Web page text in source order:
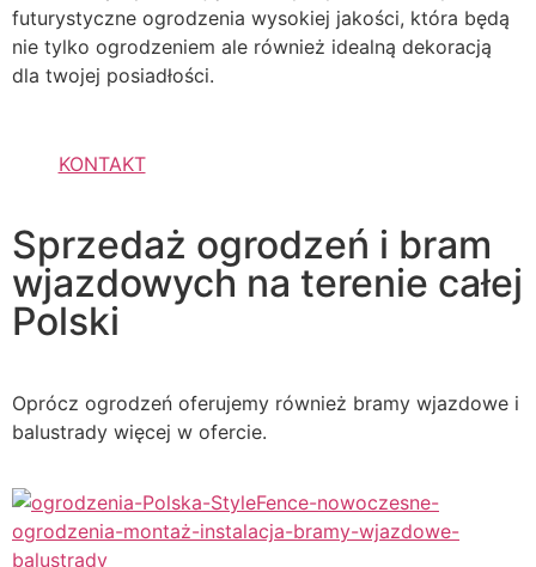
futurystyczne ogrodzenia wysokiej jakości, która będą
nie tylko ogrodzeniem ale również idealną dekoracją
dla twojej posiadłości.
KONTAKT
Sprzedaż ogrodzeń i bram
wjazdowych na terenie całej
Polski
Oprócz ogrodzeń oferujemy również bramy wjazdowe i
balustrady więcej w ofercie.